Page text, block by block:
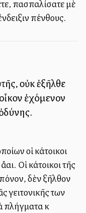
πασπαλίσατε μὲ
πένθους.
οὐκ ἐξῆλθε
ἐχόμενον
οἱ κάτοικοι
Οἱ κάτοικοι τῆς
δὲν ἐξῆλθον
γειτονικῆς των
ἐκ